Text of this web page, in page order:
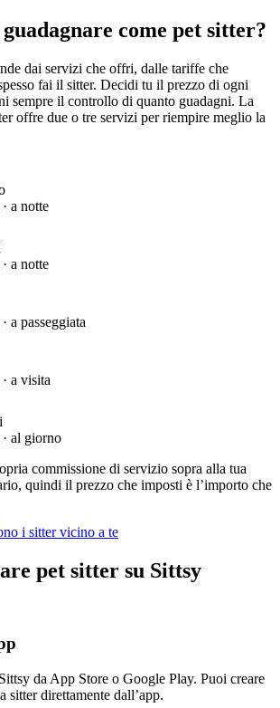
come pet sitter?
dai servizi che offri, dalle tariffe che
fai il sitter. Decidi tu il prezzo di ogni
sempre il controllo di quanto guadagni. La
offre due o tre servizi per riempire meglio la
· a notte
· a notte
· a passeggiata
· a visita
· al giorno
commissione di servizio sopra alla tua
quindi il prezzo che imposti è l’importo che
i sitter vicino a te
pet sitter su Sittsy
da App Store o Google Play. Puoi creare
sitter direttamente dall’app.